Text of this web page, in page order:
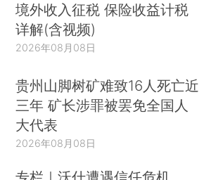
境外收入征税 保险收益计税
详解(含视频)
2026年08月08日
贵州山脚树矿难致16人死亡近
三年 矿长涉罪被罢免全国人
大代表
2026年08月08日